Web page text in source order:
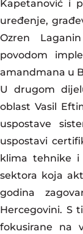
Kapetanović i
uređenje,
Ozren
povodom
amandmana u
U drugom
oblast Vasil
uspostave
uspostavi
klima tehnike i
sektora koja
godina
Hercegovini. S
fokusirane na